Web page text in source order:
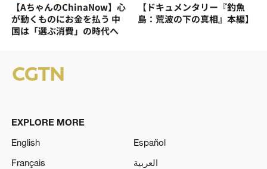
【AちゃんのChinaNow】心
が動くものにお金を払う 中
国は「選ぶ消費」の時代へ
【ドキュメンタリー『釣魚
島：荒波の下の真相』本編】
EXPLORE MORE
English
Español
Français
العربية